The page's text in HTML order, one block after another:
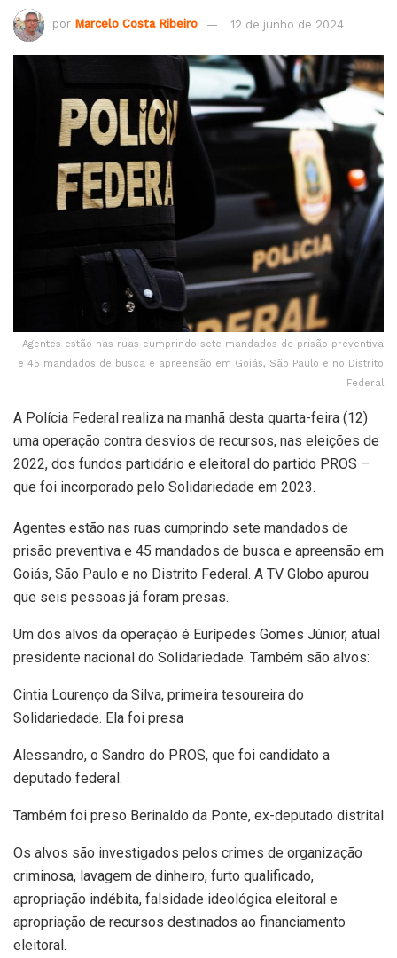
por Marcelo Costa Ribeiro 12 de junho de 2024
Agentes estão nas ruas cumprindo sete mandados de prisão preventiva
e 45 mandados de busca e apreensão em Goiás, São Paulo e no Distrito
Federal
A Polícia Federal realiza na manhã desta quarta-feira (12)
uma operação contra desvios de recursos, nas eleições de
2022, dos fundos partidário e eleitoral do partido PROS –
que foi incorporado pelo Solidariedade em 2023.
Agentes estão nas ruas cumprindo sete mandados de
prisão preventiva e 45 mandados de busca e apreensão em
Goiás, São Paulo e no Distrito Federal. A TV Globo apurou
que seis pessoas já foram presas.
Um dos alvos da operação é Eurípedes Gomes Júnior, atual
presidente nacional do Solidariedade. Também são alvos:
Cintia Lourenço da Silva, primeira tesoureira do
Solidariedade. Ela foi presa
Alessandro, o Sandro do PROS, que foi candidato a
deputado federal.
Também foi preso Berinaldo da Ponte, ex-deputado distrital
Os alvos são investigados pelos crimes de organização
criminosa, lavagem de dinheiro, furto qualificado,
apropriação indébita, falsidade ideológica eleitoral e
apropriação de recursos destinados ao financiamento
eleitoral.